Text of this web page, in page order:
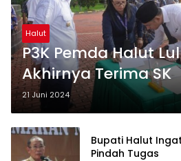
Halut
P3K Pemda Halut
Akhirnya Terima SK
21 Juni 2024
Bupati Halut
Pindah Tugas